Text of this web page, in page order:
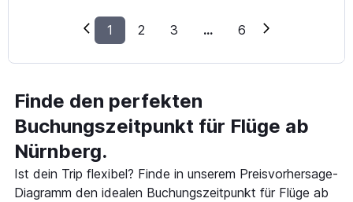
1 2 3 ... 6
Finde den perfekten
Buchungszeitpunkt für Flüge ab
Nürnberg.
Ist dein Trip flexibel? Finde in unserem Preisvorhersage-
Diagramm den idealen Buchungszeitpunkt für Flüge ab